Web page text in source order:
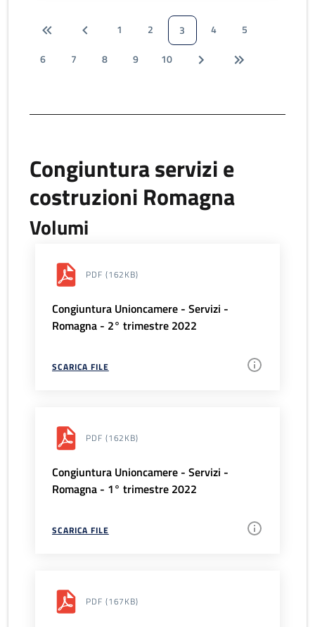
1 2 3 4
5
6
7 8 9 10
Congiuntura servizi e
costruzioni Romagna
Volumi
PDF (162KB)
Congiuntura Unioncamere - Servizi -
Romagna - 2° trimestre 2022
SCARICA FILE
PDF (162KB)
Congiuntura Unioncamere - Servizi -
Romagna - 1° trimestre 2022
SCARICA FILE
PDF (167KB)